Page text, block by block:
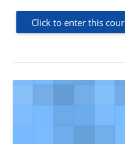
Click to enter this